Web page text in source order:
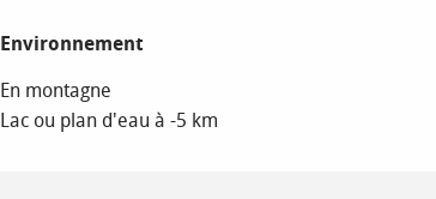
Environnement
Environnement
En montagne
Lac ou plan d'eau à -5 km